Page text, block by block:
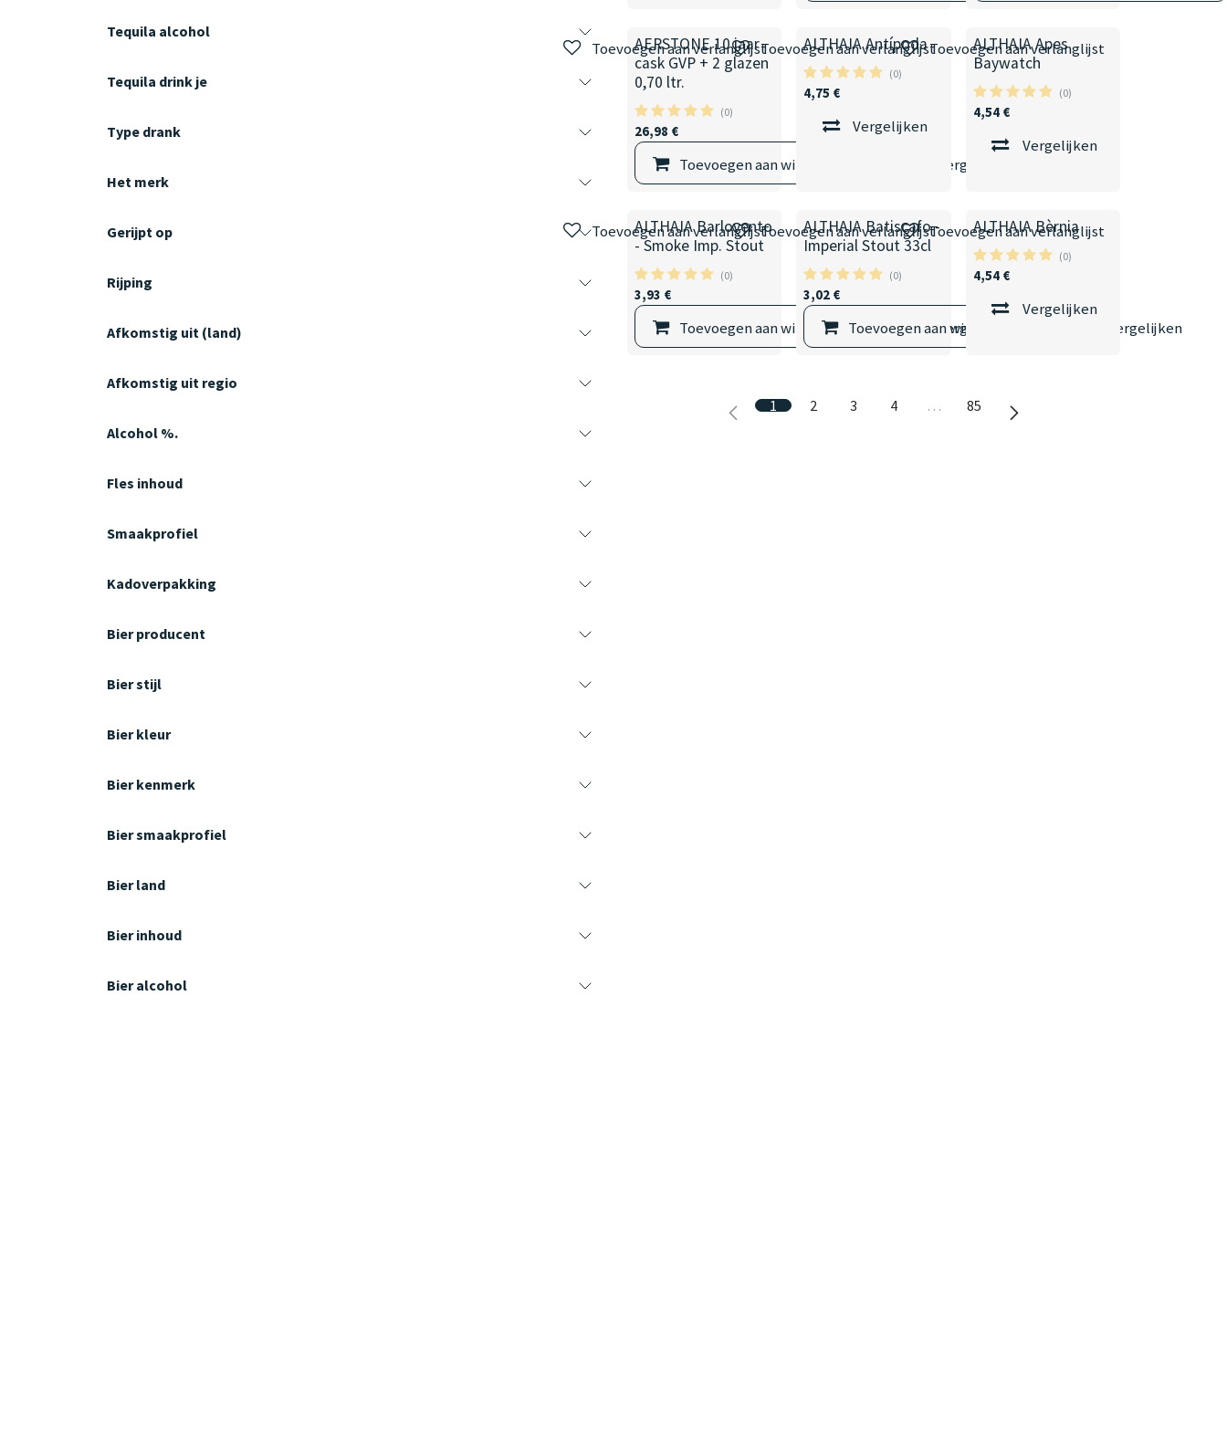
Tequila alcohol
Tequila drink je
Type drank
Het merk
Gerijpt op
Rijping
Afkomstig uit (land)
Afkomstig uit regio
Alcohol %.
Fles inhoud
Smaakprofiel
Kadoverpakking
Bier producent
Bier stijl
Bier kleur
Bier kenmerk
Bier smaakprofiel
Bier land
Bier inhoud
Bier alcohol
AERSTONE 10 jaar
cask GVP + 2 glazen
0,70 ltr.
(0)
26,98 €
Toevoegen aan winkelmandje Vergelijken
Toevoegen aan verlanglijst ALTHAIA Antípoda
(0)
4,75 €
Vergelijken
Toevoegen aan verlanglijst
ALTHAIA Apes
Baywatch
(0)
4,54€
Vergelijken
Toevoegen aan verlanglijst
ALTHAIA Barlovento
- Smoke Imp. Stout
(0)
3,93 €
Toevoegen aan winkelmandje Vergelijken
Toevoegen aan verlanglijst
ALTHAIA Batiscafo -
Imperial Stout 33cl
(0)
3,02 €
Toevoegen aan winkelmandje Vergelijken
Toevoegen aan verlanglijst ALTHAIA Bèrnia
(0)
4,54€
Vergelijken
Toevoegen aan verlanglijst
1 2 3 4 … 85